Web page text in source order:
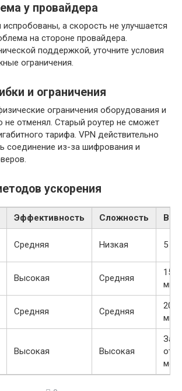
у провайдера
а скорость не улучшается
на стороне провайдера.
поддержкой, уточните условия
ограничения.
и ограничения
ограничения оборудования и
не отменял. Старый роутер не сможет
тарифа. VPN действительно
соединение из-за шифрования и
ускорения
Эффективность Сложность
Средняя Низкая 5
Высокая Средняя
15
Средняя Средняя
20
Высокая Высокая
от